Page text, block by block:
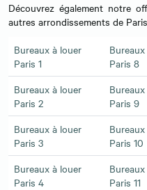
Découvrez également notre
autres arrondissements de
Bureaux à louer
Paris 1
Paris 8
Bureaux à louer
Paris 2
Paris 9
Bureaux à louer
Paris 3
Paris 10
Bureaux à louer
Paris 4
Paris 11